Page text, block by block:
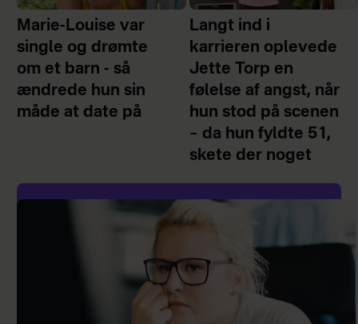
Marie-Louise var
single og drømte
om et barn - så
ændrede hun sin
måde at date på
Langt ind i
karrieren oplevede
Jette Torp en
følelse af angst, når
hun stod på scenen
– da hun fyldte 51,
skete der noget